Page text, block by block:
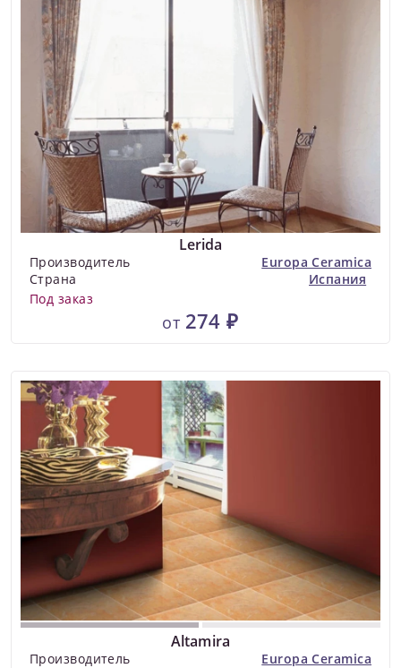
Lerida
Производитель
Europa Ceramica
Страна
Испания
Под заказ
от 274 ₽
Altamira
Производитель
Europa Ceramica